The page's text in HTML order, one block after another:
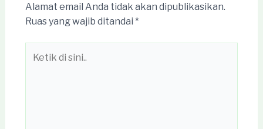
Alamat email Anda tidak akan dipublikasikan.
Ruas yang wajib ditandai *